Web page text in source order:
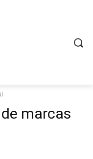
marcas